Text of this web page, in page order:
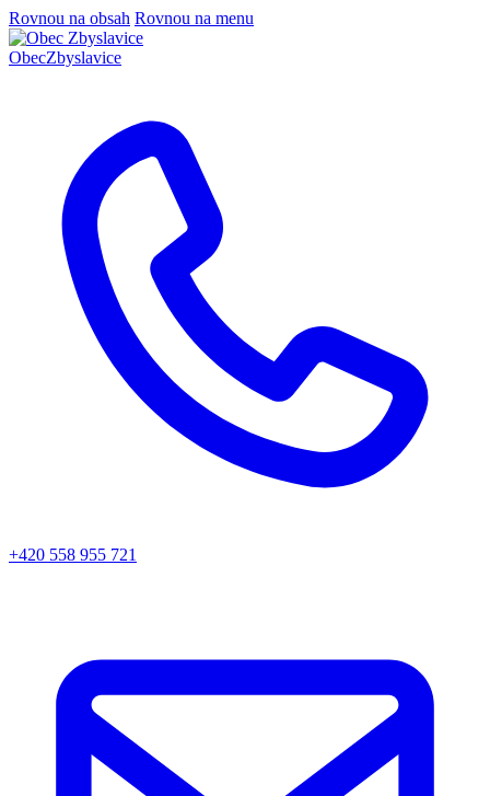
Rovnou na obsah Rovnou na menu
ObecZbyslavice
+420 558 955 721